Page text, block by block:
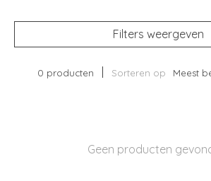
Filters weergeven
0 producten Sorteren op Meest
Geen producten